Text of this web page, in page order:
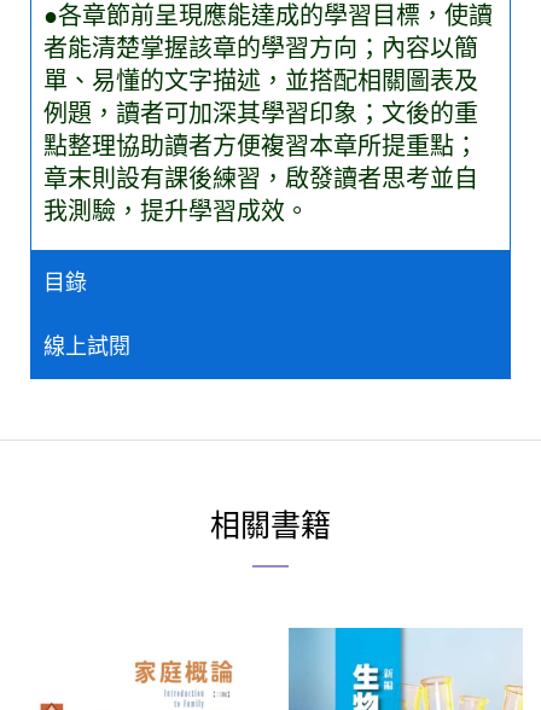
●各章節前呈現應能達成的學習目標，使讀
者能清楚掌握該章的學習方向；內容以簡
單、易懂的文字描述，並搭配相關圖表及
例題，讀者可加深其學習印象；文後的重
點整理協助讀者方便複習本章所提重點；
章末則設有課後練習，啟發讀者思考並自
我測驗，提升學習成效。
目錄
線上試閱
相關書籍